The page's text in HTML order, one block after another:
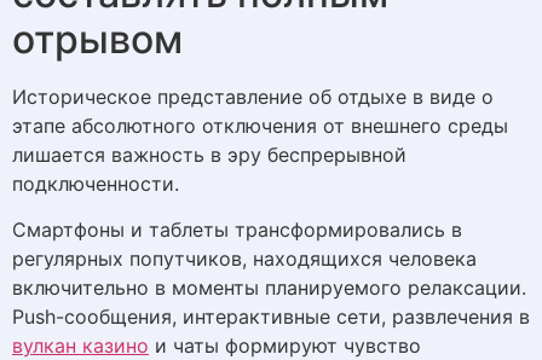
отрывом
Историческое представление об отдыхе в виде о
этапе абсолютного отключения от внешнего среды
лишается важность в эру беспрерывной
подключенности.
Смартфоны и таблеты трансформировались в
регулярных попутчиков, находящихся человека
включительно в моменты планируемого релаксации.
Push-сообщения, интерактивные сети, развлечения в
вулкан казино и чаты формируют чувство